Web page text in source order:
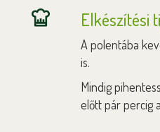
Elkészítési
A polentába
is.
Mindig
előtt pár percig